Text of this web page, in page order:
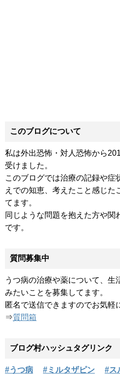
このブログについて
私は外出恐怖・対人恐怖から
受けました。
このブログでは治療の記録や症
えでの知恵、考えたこと感じた
てます。
同じような問題を抱えた方や関
です。
質問募集中
うつ病の治療や薬について、生
みたいことを募集してます。
匿名で送信できますのでお気軽
⇒質問箱
ブログ村ハッシュタグリンク
#うつ病 #ミルタザピン #ス